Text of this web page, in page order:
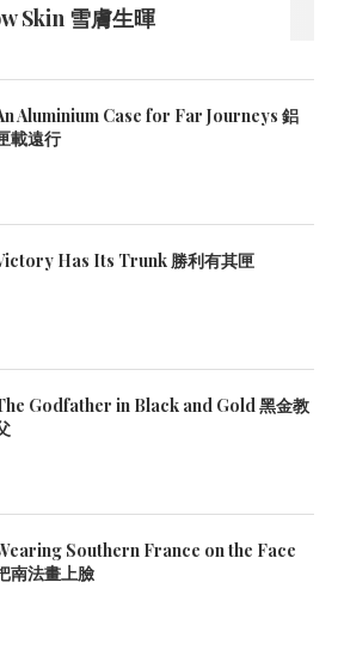
Skin 雪膚生暉
Aluminium Case for Far Journeys 鋁
載遠行
Has Its Trunk 勝利有其匣
Godfather in Black and Gold 黑金教
Southern France on the Face
南法畫上臉